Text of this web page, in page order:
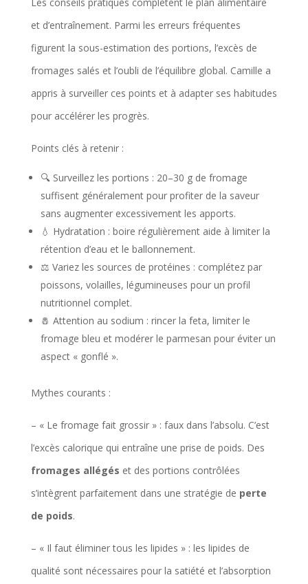
et d’entraînement. Parmi les erreurs fréquentes
figurent la sous-estimation des portions, l’excès de
fromages salés et l’oubli de l’équilibre global. Camille a
appris à surveiller ces points et à adapter ses habitudes
pour accélérer les progrès.
Points clés à retenir :
🔍 Surveillez les portions : 20–30 g de fromage
suffisent généralement pour profiter de la saveur
sans augmenter excessivement les apports.
💧 Hydratation : boire régulièrement aide à limiter la
rétention d’eau et le ballonnement.
⚖️ Variez les sources de protéines : complétez par
poissons, volailles, légumineuses pour un profil
nutritionnel complet.
🧂 Attention au sodium : rincer la feta, limiter le
fromage bleu et modérer le parmesan pour éviter un
aspect « gonflé ».
Mythes courants :
– « Le fromage fait grossir » : faux dans l’absolu. C’est
l’excès calorique qui entraîne une prise de poids. Des
fromages allégés et des portions contrôlées
s’intègrent parfaitement dans une stratégie de perte
de poids.
– « Il faut éliminer tous les lipides » : les lipides de
qualité sont nécessaires pour la satiété et l’absorption